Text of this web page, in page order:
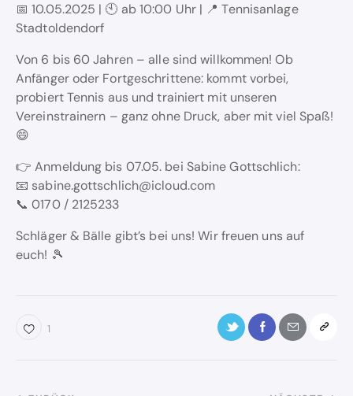
📅 10.05.2025 | 🕙 ab 10:00 Uhr | 📍 Tennisanlage
Stadtoldendorf
Von 6 bis 60 Jahren – alle sind willkommen! Ob
Anfänger oder Fortgeschrittene: kommt vorbei,
probiert Tennis aus und trainiert mit unseren
Vereinstrainern – ganz ohne Druck, aber mit viel Spaß!
😄
👉 Anmeldung bis 07.05. bei Sabine Gottschlich:
📧 sabine.gottschlich@icloud.com
📞 0170 / 2125233
Schläger & Bälle gibt’s bei uns! Wir freuen uns auf
euch! 🎾
1